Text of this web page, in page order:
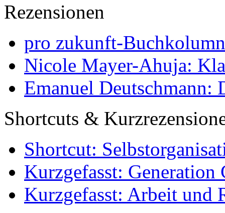
Rezensionen
pro zukunft-
Nicole Mayer-Ahuja:
Emanuel Deutschmann:
Shortcuts &
Shortcut:
Kurzgefasst: Generation
Kurzgefasst: Arbeit und